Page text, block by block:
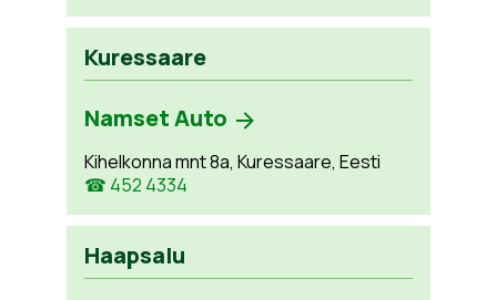
Kuressaare
Namset Auto
Kihelkonna mnt 8a, Kuressaare, Eesti
☎ 452 4334
Haapsalu